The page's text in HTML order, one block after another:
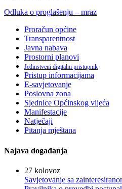
Odluka o proglašenju – mraz
Proračun općine
Transparentnost
Javna nabava
Prostorni planovi
Jedinstveni digitalni pristupnik
Pristup informacijama
E-savjetovanje
Poslovna zona
Sjednice Općinskog vijeća
Manifestacije
Natječaji
Pitanja mještana
Najava događanja
27 kolovoz
Savjetovanje sa